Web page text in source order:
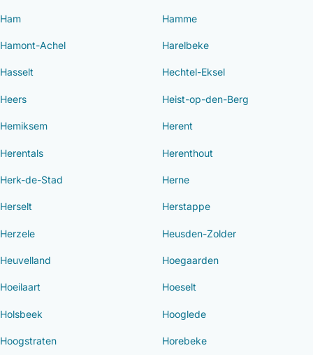
Ham Hamme
Hamont-Achel Harelbeke
Hasselt Hechtel-Eksel
Heers Heist-op-den-Berg
Hemiksem Herent
Herentals Herenthout
Herk-de-Stad Herne
Herselt Herstappe
Herzele Heusden-Zolder
Heuvelland Hoegaarden
Hoeilaart Hoeselt
Holsbeek Hooglede
Hoogstraten Horebeke